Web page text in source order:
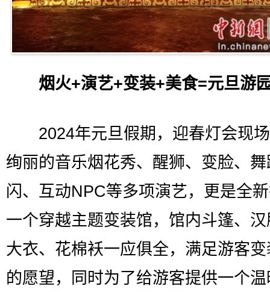
烟火+演艺+变装+美食=元旦游
2024年元旦假期，迎春灯会现
绚丽的音乐烟花秀、醒狮、变脸、
闪、互动NPC等多项演艺，更是全
一个穿越主题变装馆，馆内斗篷、
大衣、花棉袄一应俱全，满足游客
的愿望，同时为了给游客提供一个